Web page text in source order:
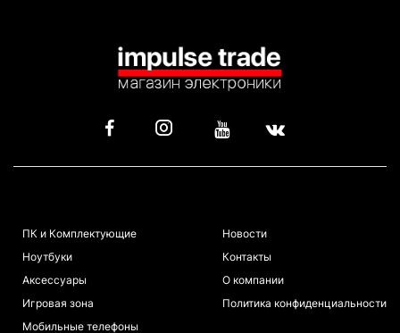
ПК и Комплектующие
Ноутбуки
Аксессуары
Игровая зона
Мобильные телефоны
Новости
Контакты
О компании
Политика конфиденциальности